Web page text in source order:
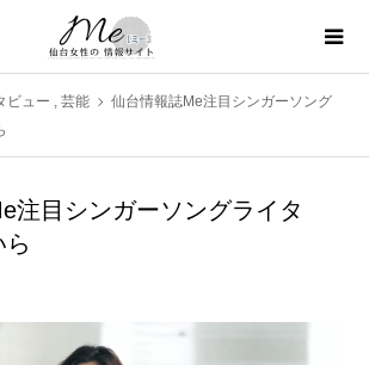
ビュー , 芸能
仙台情報誌Me注目シンガーソング
注目シンガーソングライタ